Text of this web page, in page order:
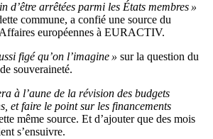
d’être arrêtées parmi les États membres »
commune, a confié une source du
européennes à EURACTIV.
figé qu’on l’imagine » sur la question du
souveraineté.
à l’aune de la révision des budgets
et faire le point sur les financements
même source. Et d’ajouter que des mois
s’ensuivre.